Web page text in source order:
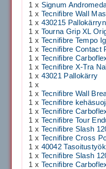
1 x Signum
1 x Tecnifibre Wall
1 x 430215
1 x Tourna Grip XL
1 x Tecnifibre Tempo
1 x Tecnifibre Contact
1 x Tecnifibre
1 x Tecnifibre X-Tra
1 x 43021 Pallokärry
1 x
1 x Tecnifibre Wall
1 x Tecnifibre
1 x Tecnifibre
1 x Tecnifibre Tour
1 x Tecnifibre Slash
1 x Tecnifibre Cross
1 x 40042
1 x Tecnifibre Slash
1 x Tecnifibre